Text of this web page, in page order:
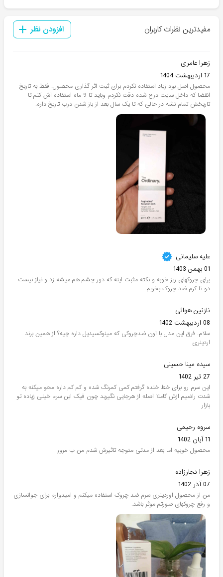
مفیدترین نظرات کاربران افزودن نظر
زهرا عامری
17 اردیبهشت 1404
محصول اصل بود زیاد استفاده نکردم برای ثبت اثر گذاری محصول. فقط به تاریخ
انقضا که داخل سایت درج شده دقت نکردم وباید تا 9 ماه استفاده اش کنم تا
تاریخش تمام نشه در حالی که تا یک سال بعد از باز شدن درب تاریخ داره.
علیه سلیمانی
01 بهمن 1403
برای چروکهای ریز خوبه و نکته مثبت اینه که دور چشم هم میشه زد و نیاز نیست
دو تا کرم ضد چروک بخریم
نازنین هوائی
08 اردیبهشت 1402
سلام. فرق این مدل با اون ضدچروکی که مینوکسیدیل داره چیه؟ از همین برند
اردینری
سیده مینا حسینی
27 تیر 1402
این سرم رو برای خط خنده گرفتم کمی کمرنگ شده و کم کم داره محو میکنه به
شدت راضیم ازش کاملا اصله از هرجایی نگیرید چون فیک این سرم خیلی زیاده تو
بازار
سروه رحیمی
11 آبان 1402
محصول خوبیه اما بعد از مدتی متوجه تاثیرش شدم من ب مرور
زهرا نجارزاده
07 آذر 1402
من از محصول اوردینری سرم ضد چروک استفاده میکنم و امیدوارم برای جوانسازی
و رفع چروکهای صورتم موثر باشد.